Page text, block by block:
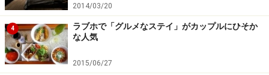
い。
2014/03/20
4
ラブホで「グルメなステイ」がカップルにひそか
な人気
2015/06/27